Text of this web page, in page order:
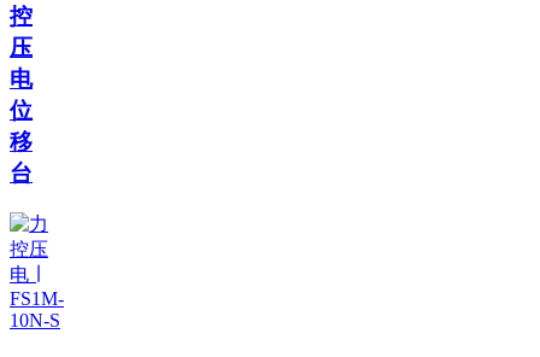
控
压
电
位
移
台